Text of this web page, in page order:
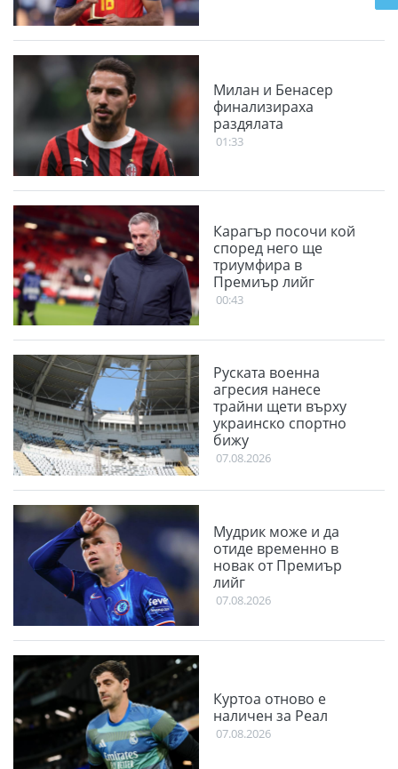
Милан и Бенасер
финализираха
раздялата
01:33
Карагър посочи кой
според него ще
триумфира в
Премиър лийг
00:43
Руската военна
агресия нанесе
трайни щети върху
украинско спортно
бижу
07.08.2026
Мудрик може и да
отиде временно в
новак от Премиър
лийг
07.08.2026
Куртоа отново е
наличен за Реал
07.08.2026